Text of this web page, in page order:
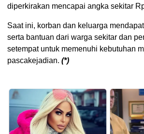
diperkirakan mencapai angka sekitar
Saat ini, korban dan keluarga
serta bantuan dari warga sekitar dan
setempat untuk memenuhi kebutuhan
pascakejadian. (*)